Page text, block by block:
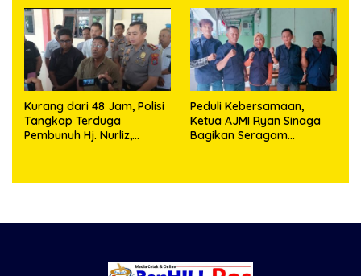
Kurang dari 48 Jam, Polisi
Tangkap Terduga
Pembunuh Hj. Nurliz,
Peduli Kebersamaan,
Ketua AJMI Ryan Sinaga
Bagikan Seragam